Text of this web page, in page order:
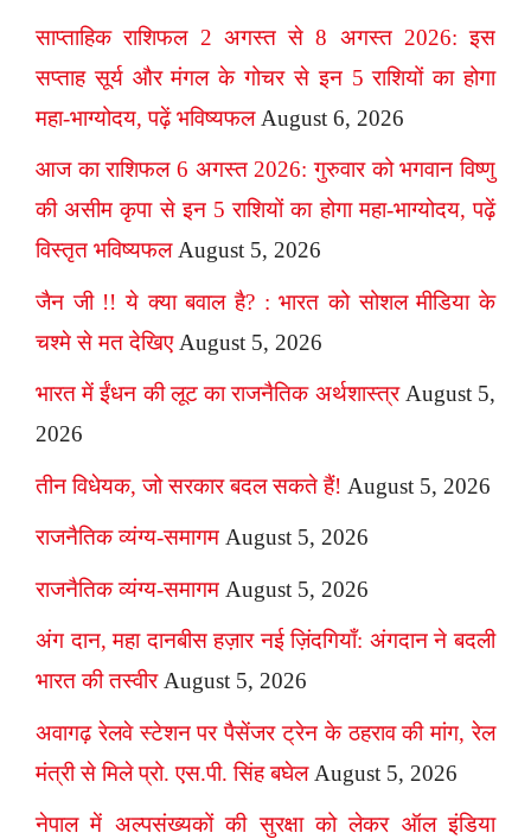
साप्ताहिक राशिफल 2 अगस्त से 8 अगस्त 2026: इस
सप्ताह सूर्य और मंगल के गोचर से इन 5 राशियों का होगा
महा-भाग्योदय, पढ़ें भविष्यफल August 6, 2026
आज का राशिफल 6 अगस्त 2026: गुरुवार को भगवान विष्णु
की असीम कृपा से इन 5 राशियों का होगा महा-भाग्योदय, पढ़ें
विस्तृत भविष्यफल August 5, 2026
जैन जी !! ये क्या बवाल है? : भारत को सोशल मीडिया के
चश्मे से मत देखिए August 5, 2026
भारत में ईंधन की लूट का राजनैतिक अर्थशास्त्र August 5,
2026
तीन विधेयक, जो सरकार बदल सकते हैं! August 5, 2026
राजनैतिक व्यंग्य-समागम August 5, 2026
राजनैतिक व्यंग्य-समागम August 5, 2026
अंग दान, महा दानबीस हज़ार नई ज़िंदगियाँ: अंगदान ने बदली
भारत की तस्वीर August 5, 2026
अवागढ़ रेलवे स्टेशन पर पैसेंजर ट्रेन के ठहराव की मांग, रेल
मंत्री से मिले प्रो. एस.पी. सिंह बघेल August 5, 2026
नेपाल में अल्पसंख्यकों की सुरक्षा को लेकर ऑल इंडिया